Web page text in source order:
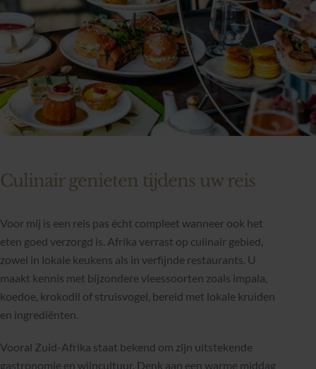
Culinair genieten tijdens uw reis
Voor mij is een reis pas écht compleet wanneer ook het
eten goed verzorgd is. Afrika verrast op culinair gebied,
zowel in lokale keukens als in verfijnde restaurants. U
maakt kennis met bijzondere vleessoorten zoals impala,
koedoe, krokodil of struisvogel, bereid met lokale kruiden
en ingrediënten.
Vooral Zuid-Afrika staat bekend om zijn uitstekende
gastronomie en wijncultuur. Denk aan een warme middag